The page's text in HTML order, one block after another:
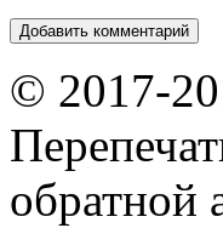
© 2017-
обратной